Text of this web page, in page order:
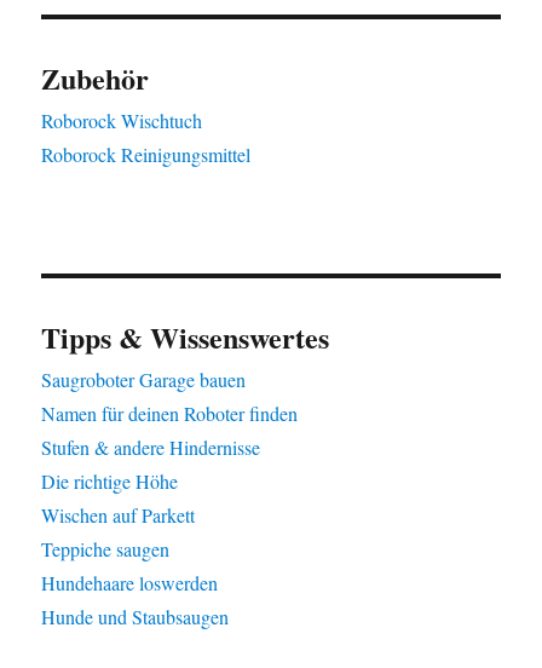
Zubehör
Roborock Wischtuch
Roborock Reinigungsmittel
Tipps & Wissenswertes
Saugroboter Garage bauen
Namen für deinen Roboter finden
Stufen & andere Hindernisse
Die richtige Höhe
Wischen auf Parkett
Teppiche saugen
Hundehaare loswerden
Hunde und Staubsaugen